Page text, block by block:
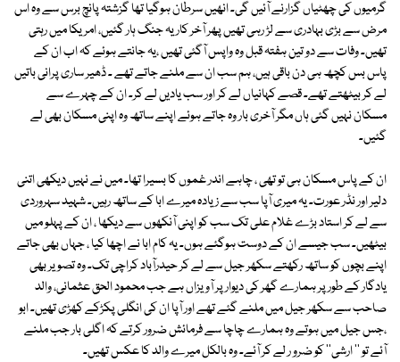
گرمیوں کی چھٹیاں گزارنے آئیں گی۔ انھیں سرطان ہوگیا تھا گزشتہ پانچ برس سے وہ اس
مرض سے بڑی بہادری سے لڑ رہی تھیں پھر آخر کار یہ جنگ ہار گئیں، امریکا میں رہتی
تھیں۔ وفات سے دو تین ہفتہ قبل وہ واپس آگئی تھیں ،یہ جانتے ہوئے کہ اب ان کے
پاس بس کچھ ہی دن باقی ہیں، ہم سب ان سے ملنے جاتے تھے ۔ ڈھیر ساری پرانی باتیں
لے کر بیٹھتے تھے۔ قصے کہانیاں لے کر اور سب یادیں لے کر۔ ان کے چہرے سے
مسکان نہیں گئی ہاں مگر آخری بار وہ جاتے ہوئے اپنے ساتھ وہ اپنی مسکان بھی لے
گئیں۔
ان کے پاس مسکان ہی تو تھی ، چاہے اندر غموں کا بسیرا تھا۔ میں نے نہیں دیکھی اتنی
دلیر اور نڈر عورت۔ یہ میری آپا سب سے زیادہ میرے ابا کے ساتھ رہیں۔ شہید سہروردی
سے لے کر استاد بڑے غلام علی تک سب کو اپنی آنکھوں سے دیکھا ، ان کے پہلو میں
بیٹھیں۔ سب جیسے ان کے دوست ہوگئے ہوں۔ یہ کام ابا نے اچھا کیا ، جہاں بھی جاتے
اپنے بچوں کو ساتھ رکھتے سکھر جیل سے لے کر حیدرآباد کراچی تک۔ وہ تصویر بھی
یادگار کے طور پر ہمارے گھر کی دیوار پر آویزاں ہے جب محمود الحق عثمانی، والد
صاحب سے سکھر جیل میں ملنے گئے تھے اور آپا ان کی انگلی پکڑکے کھڑی تھیں۔ ابو
،جس جیل میں ہوتے وہ ہمارے چاچا سے فرمائش ضرور کرتے کہ اگلی بار جب ملنے
آئے تو '' ارشی'' کو ضرو ر لے کر آئے۔ وہ بالکل میرے والد کا عکس تھیں۔